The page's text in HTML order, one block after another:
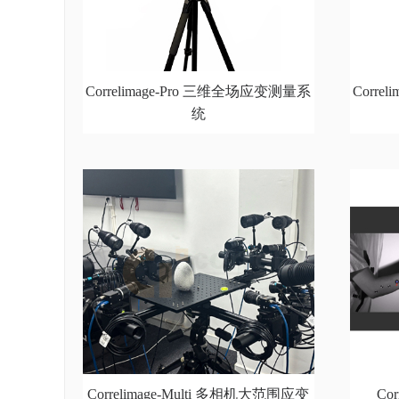
Correlimage-Pro 三维全场应变测量系
统
Correlimage-Multi 多相机大范围应变